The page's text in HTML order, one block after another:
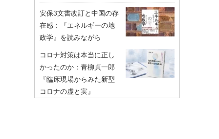
安保3文書改訂と中国の存
在感：『エネルギーの地
政学』を読みながら
コロナ対策は本当に正し
かったのか：青柳貞一郎
『臨床現場からみた新型
コロナの虚と実』